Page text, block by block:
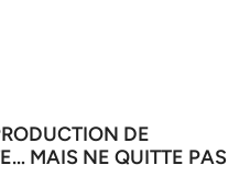
DE
MAIS NE QUITTE PAS